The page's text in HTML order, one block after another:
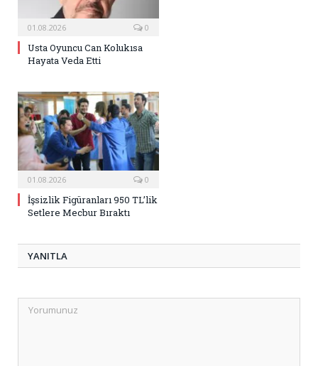
01.08.2026 0
Usta Oyuncu Can Kolukısa
Hayata Veda Etti
01.08.2026 0
İşsizlik Figüranları 950 TL’lik
Setlere Mecbur Bıraktı
YANITLA